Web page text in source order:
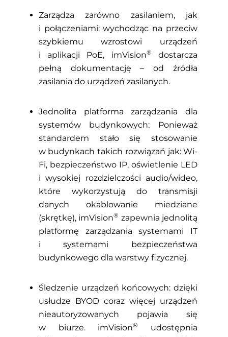
Zarządza zarówno zasilaniem, jak
i połączeniami: wychodząc na przeciw
szybkiemu wzrostowi urządzeń
i aplikacji PoE, imVision®
dostarcza
pełną dokumentację – od źródła
zasilania do urządzeń zasilanych.
Jednolita platforma zarządzania dla
systemów budynkowych: Ponieważ
standardem stało się stosowanie
w budynkach takich rozwiązań jak: Wi-
Fi, bezpieczeństwo IP, oświetlenie LED
i wysokiej rozdzielczości audio/wideo,
które wykorzystują do transmisji
danych okablowanie miedziane
(skrętkę), imVision® zapewnia jednolitą
platformę zarządzania systemami IT
i systemami bezpieczeństwa
budynkowego dla warstwy fizycznej.
Śledzenie urządzeń końcowych: dzięki
usłudze BYOD coraz więcej urządzeń
nieautoryzowanych pojawia się
w biurze. imVision®
udostępnia